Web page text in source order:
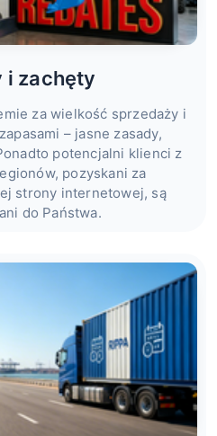
i zachęty
za wielkość sprzedaży i
– jasne zasady,
potencjalni klienci z
pozyskani za
strony internetowej, są
do Państwa.